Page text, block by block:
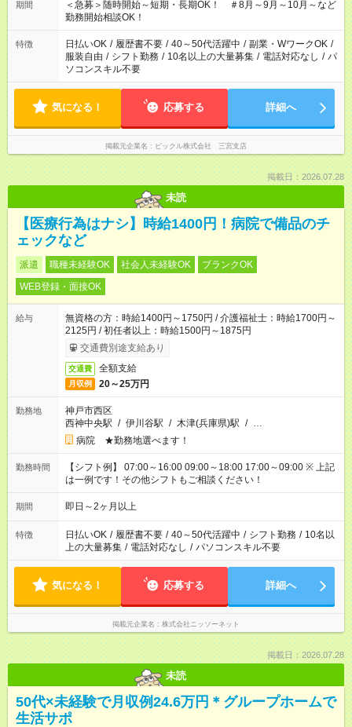
期間
＜急募＞随時開始～短期・長期OK！ ＃8月～9月～10月～など
勤務開始相談OK！
特徴 日払いOK / 履歴書不要 / 40～50代活躍中 / 副業・WワークOK /
服装自由 / シフト勤務 / 10名以上の大量募集 / 電話対応なし / パ
ソコンスキル不要
気になる！ 応募する 詳細へ
掲載元企業名 ピックル株式会社 三宮支店
掲載日：2026.07.28
未読
【医療行為はナシ】時給1400円！病院で備品のチ
ェックなど
派遣 職種未経験OK 社会人未経験OK
ブランクOK
WEB登録・面接OK
給与
無資格の方：時給1400円～1750円 / 介護福祉士：時給1700円～
2125円 / 初任者以上：時給1500円～1875円
交通費別途支給あり
交通費 全額支給
月収例 20～25万円
勤務地
神戸市西区
西神中央駅 / 伊川谷駅 / 木津(兵庫県)駅 / …
病院 ★勤務地選べます！
勤務時間
【シフト例】 07:00～16:00 09:00～18:00 17:00～09:00 ※ 上記
は一例です！その他シフトもご相談ください！
期間 即日～2ヶ月以上
特徴 日払いOK / 履歴書不要 / 40～50代活躍中 / シフト勤務 / 10名以
上の大量募集 / 電話対応なし / パソコンスキル不要
気になる！ 応募する 詳細へ
掲載元企業名 株式会社ニッソーネット
掲載日：2026.07.28
未読
50代×未経験で月収例24.6万円＊グループホームで
生活サポ